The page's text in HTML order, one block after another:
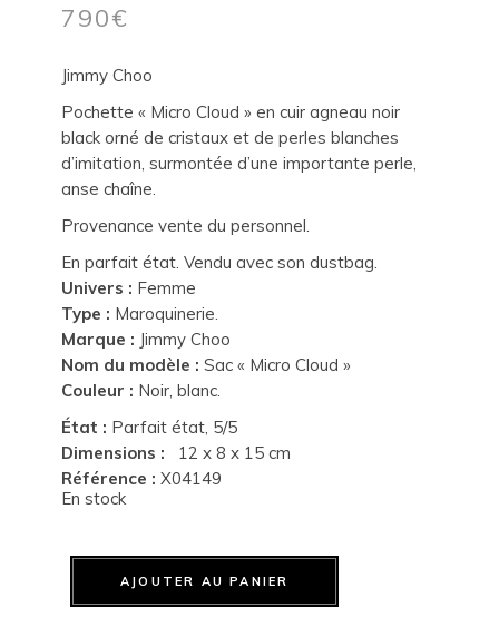
790€
Jimmy Choo
Pochette « Micro Cloud » en cuir agneau noir
black orné de cristaux et de perles blanches
d’imitation, surmontée d’une importante perle,
anse chaîne.
Provenance vente du personnel.
En parfait état. Vendu avec son dustbag.
Univers : Femme
Type : Maroquinerie.
Marque : Jimmy Choo
Nom du modèle : Sac « Micro Cloud »
Couleur : Noir, blanc.
État : Parfait état, 5/5
Dimensions : 12 x 8 x 15 cm
Référence : X04149
En stock
AJOUTER AU PANIER